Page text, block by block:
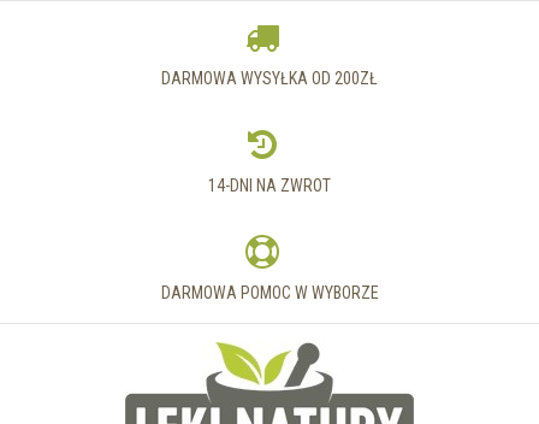
DARMOWA WYSYŁKA OD 200ZŁ
14-DNI NA ZWROT
DARMOWA POMOC W WYBORZE